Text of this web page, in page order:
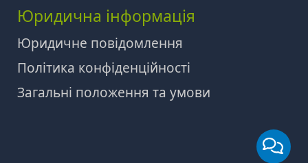
Юридична інформація
Юридичне повідомлення
Політика конфіденційності
Загальні положення та умови